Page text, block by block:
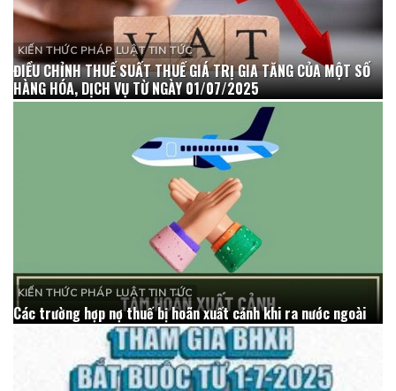
KIẾN THỨC PHÁP LUẬT TIN TỨC
ĐIỀU CHỈNH THUẾ SUẤT THUẾ GIÁ TRỊ GIA TĂNG CỦA MỘT SỐ
HÀNG HÓA, DỊCH VỤ TỪ NGÀY 01/07/2025
KIẾN THỨC PHÁP LUẬT TIN TỨC
Các trường hợp nợ thuế bị hoãn xuất cảnh khi ra nước ngoài